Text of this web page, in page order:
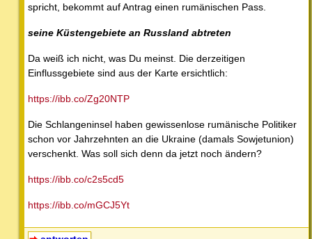
spricht, bekommt auf Antrag einen rumänischen Pass.
seine Küstengebiete an Russland abtreten
Da weiß ich nicht, was Du meinst. Die derzeitigen
Einflussgebiete sind aus der Karte ersichtlich:
https://ibb.co/Zg20NTP
Die Schlangeninsel haben gewissenlose rumänische Politiker
schon vor Jahrzehnten an die Ukraine (damals Sowjetunion)
verschenkt. Was soll sich denn da jetzt noch ändern?
https://ibb.co/c2s5cd5
https://ibb.co/mGCJ5Yt